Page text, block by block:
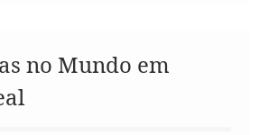
no Mundo em